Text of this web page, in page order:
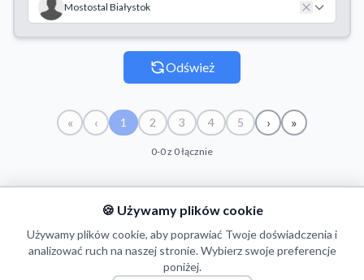
Mostostal Białystok
Odśwież
« ‹ 1 2 3 4 5 › »
0-0 z 0 łącznie
ZESPÓŁ SEZON START KONIEC GP
🍪 Używamy plików cookie
Używamy plików cookie, aby poprawiać Twoje doświadczenia i
analizować ruch na naszej stronie. Wybierz swoje preferencje
poniżej.